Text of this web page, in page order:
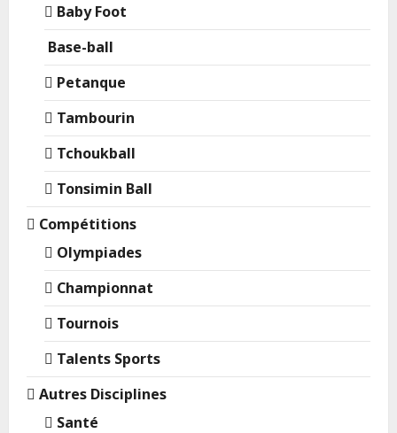
Baby Foot
Base-ball
Petanque
Tambourin
Tchoukball
Tonsimin Ball
Compétitions
Olympiades
Championnat
Tournois
Talents Sports
Autres Disciplines
Santé